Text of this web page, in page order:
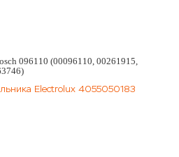
096110 (00096110, 00261915,